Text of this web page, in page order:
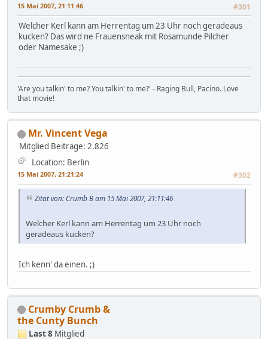
15 Mai 2007, 21:11:46 #301
Welcher Kerl kann am Herrentag um 23 Uhr noch geradeaus
kucken? Das wird ne Frauensneak mit Rosamunde Pilcher
oder Namesake ;)
'Are you talkin' to me? You talkin' to me?' - Raging Bull, Pacino. Love
that movie!
Mr. Vincent Vega
Mitglied Beiträge: 2.826
Location: Berlin
15 Mai 2007, 21:21:24 #302
Zitat von: Crumb B am 15 Mai 2007, 21:11:46
Welcher Kerl kann am Herrentag um 23 Uhr noch
geradeaus kucken?
Ich kenn' da einen. ;)
Crumby Crumb &
the Cunty Bunch
Last 8 Mitglied